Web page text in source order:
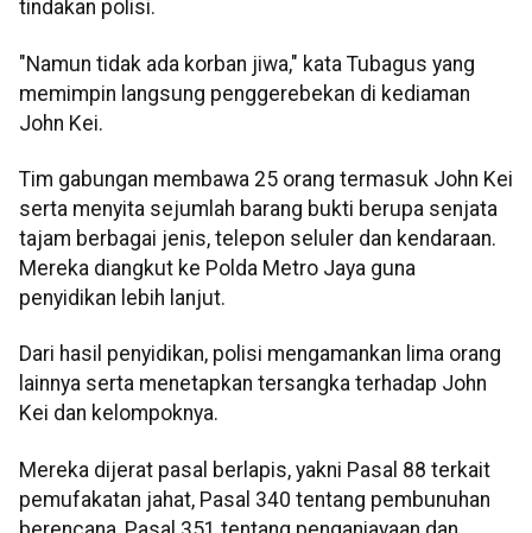
tindakan polisi.
"Namun tidak ada korban jiwa," kata Tubagus yang
memimpin langsung penggerebekan di kediaman
John Kei.
Tim gabungan membawa 25 orang termasuk John Kei
serta menyita sejumlah barang bukti berupa senjata
tajam berbagai jenis, telepon seluler dan kendaraan.
Mereka diangkut ke Polda Metro Jaya guna
penyidikan lebih lanjut.
Dari hasil penyidikan, polisi mengamankan lima orang
lainnya serta menetapkan tersangka terhadap John
Kei dan kelompoknya.
Mereka dijerat pasal berlapis, yakni Pasal 88 terkait
pemufakatan jahat, Pasal 340 tentang pembunuhan